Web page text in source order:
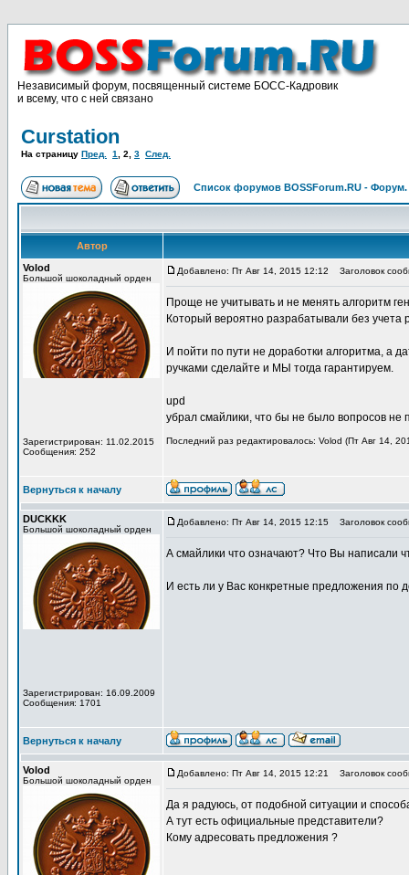
Независимый форум, посвященный системе БОСС-Кадровик
и всему, что с ней связано
Curstation
На страницу Пред. 1 2 3 След.
Список форумов BOSSForum.RU -
Автор
Volod
Большой шоколадный орден
Зарегистрирован: 11.02.2015
Сообщения: 252
Добавлено: Пт Авг 14, 2015 12:12 Заголовок
Проще не учитывать и не менять алгоритм
Который вероятно разрабатывали без
И пойти по пути не доработки алгоритма, а
ручками сделайте и МЫ тогда гарантируем.
upd
убрал смайлики, что бы не было вопросов не
Последний раз редактировалось: Volod (Пт Авг 14,
Вернуться к началу
DUCKKK
Большой шоколадный орден
Зарегистрирован: 16.09.2009
Сообщения: 1701
Добавлено: Пт Авг 14, 2015 12:15 Заголовок
А смайлики что означают? Что Вы написали
И есть ли у Вас конкретные предложения по
Вернуться к началу
Volod
Большой шоколадный орден
Добавлено: Пт Авг 14, 2015 12:21 Заголовок
Да я радуюсь, от подобной ситуации и
А тут есть официальные представители?
Кому адресовать предложения ?